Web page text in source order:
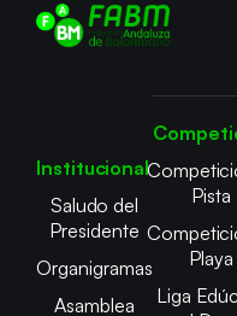
Institucional
Saludo del
Presidente
Organigramas
Asamblea
Pista
Playa
Liga